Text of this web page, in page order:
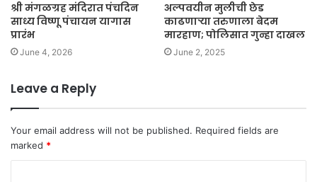
श्री मंगळग्रह मंदिरात पंचदिन
साध्य विष्णू पंचायन यागास
प्रारंभ
June 4, 2026
अल्पवयीन मुलीची छेड
काढणाऱ्या तरुणाला बेदम
मारहाण; पोलिसात गुन्हा दाखल
June 2, 2025
Leave a Reply
Your email address will not be published. Required fields are
marked *